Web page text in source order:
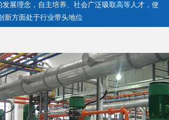
发展理念，自主培养、社会广泛吸取高等人才，使
新方面处于行业带头地位